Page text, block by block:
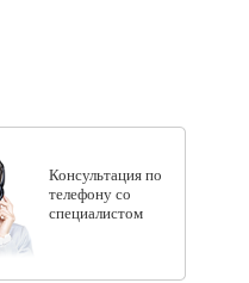
Консультация по
телефону со
специалистом